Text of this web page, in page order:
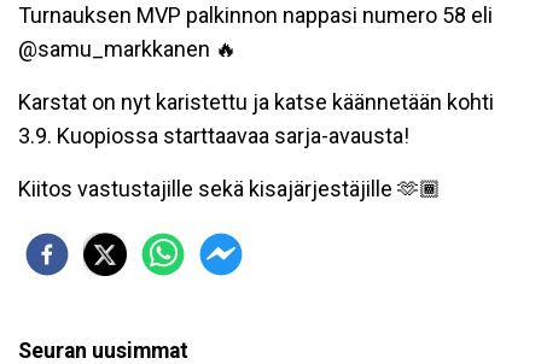
Turnauksen MVP palkinnon nappasi numero 58 eli
@samu_markkanen 🔥
Karstat on nyt karistettu ja katse käännetään kohti
3.9. Kuopiossa starttaavaa sarja-avausta!
Kiitos vastustajille sekä kisajärjestäjille 🫶🏾
Seuran uusimmat